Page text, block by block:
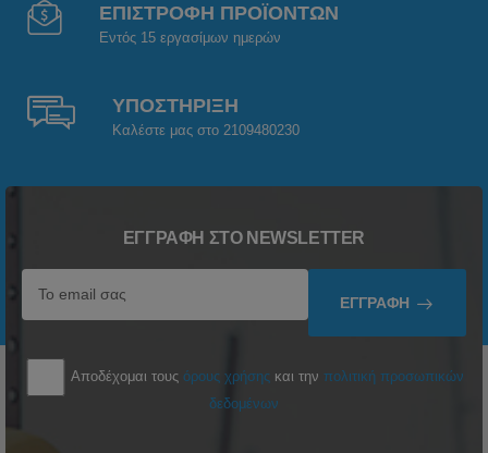
ΕΠΙΣΤΡΟΦΗ ΠΡΟΪΟΝΤΩΝ
Εντός 15 εργασίμων ημερών
ΥΠΟΣΤΗΡΙΞΗ
Καλέστε μας στο 2109480230
ΕΓΓΡΑΦΉ ΣΤΟ NEWSLETTER
ΕΓΓΡΑΦΉ
Αποδέχομαι τους όρους χρήσης και την πολιτική προσωπικών
δεδομένων